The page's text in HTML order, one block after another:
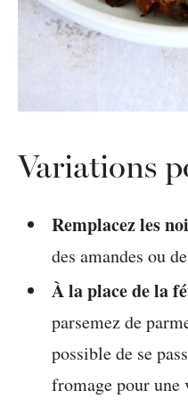
Variations
Remplacez les
des amandes ou
À la place de la
parsemez de
possible de se
fromage pour une